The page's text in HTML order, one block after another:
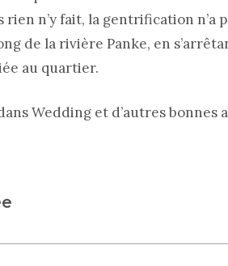
n’y fait, la gentrification n’a
de la rivière Panke, en
au quartier.
Wedding et d’autres bonnes